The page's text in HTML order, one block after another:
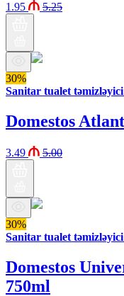
1.95 5.25
30%
Sanitar tualet
Domestos
3.49 5.00
30%
Sanitar tualet
Domestos
750ml